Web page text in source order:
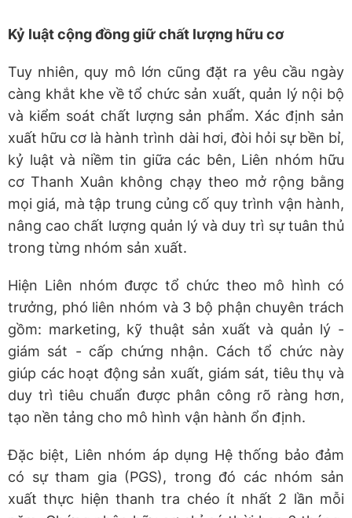
Kỷ luật cộng đồng giữ chất lượng hữu cơ
Tuy nhiên, quy mô lớn cũng đặt ra yêu cầu ngày
càng khắt khe về tổ chức sản xuất, quản lý nội bộ
và kiểm soát chất lượng sản phẩm. Xác định sản
xuất hữu cơ là hành trình dài hơi, đòi hỏi sự bền bỉ,
kỷ luật và niềm tin giữa các bên, Liên nhóm hữu
cơ Thanh Xuân không chạy theo mở rộng bằng
mọi giá, mà tập trung củng cố quy trình vận hành,
nâng cao chất lượng quản lý và duy trì sự tuân thủ
trong từng nhóm sản xuất.
Hiện Liên nhóm được tổ chức theo mô hình có
trưởng, phó liên nhóm và 3 bộ phận chuyên trách
gồm: marketing, kỹ thuật sản xuất và quản lý -
giám sát - cấp chứng nhận. Cách tổ chức này
giúp các hoạt động sản xuất, giám sát, tiêu thụ và
duy trì tiêu chuẩn được phân công rõ ràng hơn,
tạo nền tảng cho mô hình vận hành ổn định.
Đặc biệt, Liên nhóm áp dụng Hệ thống bảo đảm
có sự tham gia (PGS), trong đó các nhóm sản
xuất thực hiện thanh tra chéo ít nhất 2 lần mỗi